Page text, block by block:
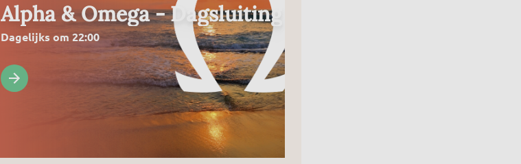
Alpha & Omega - Dagsluiting
Dagelijks om 22:00